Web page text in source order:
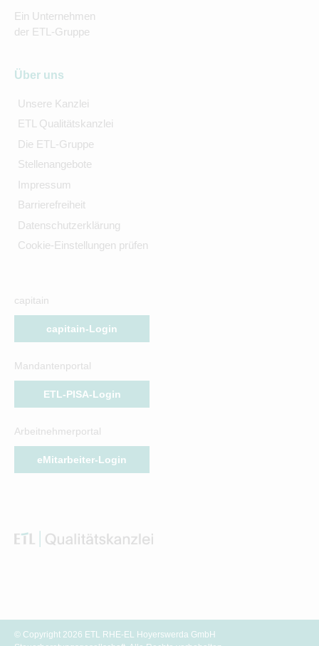
Ein Unternehmen
der ETL-Gruppe
Über uns
Unsere Kanzlei
ETL Qualitätskanzlei
Die ETL-Gruppe
Stellenangebote
Impressum
Barrierefreiheit
Datenschutzerklärung
Cookie-Einstellungen prüfen
capitain
capitain-Login
Mandantenportal
ETL-PISA-Login
Arbeitnehmerportal
eMitarbeiter-Login
© Copyright 2026 ETL RHE-EL Hoyerswerda GmbH